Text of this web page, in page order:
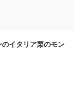
イタリア栗のモン